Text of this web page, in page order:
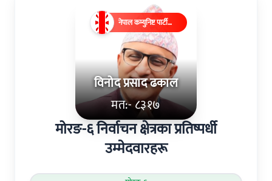
विनोद प्रसाद ढकाल
मत:- ८३१७
नेपाल कम्युनिष्ट पार्टी
(एमाले)
मोरङ-६ निर्वाचन क्षेत्रका प्रतिष्पर्धी
उम्मेदवारहरू